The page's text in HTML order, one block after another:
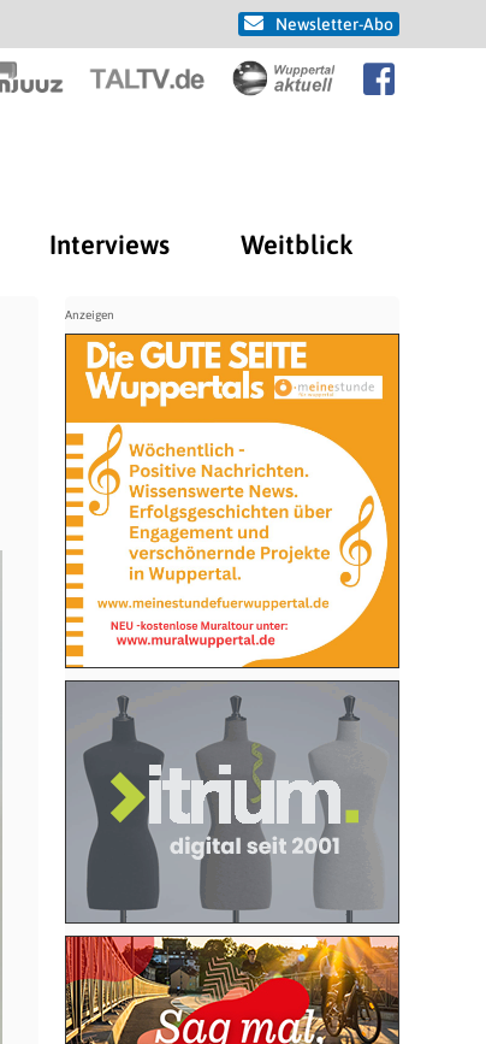
Newsletter-Abo
Interviews Weitblick